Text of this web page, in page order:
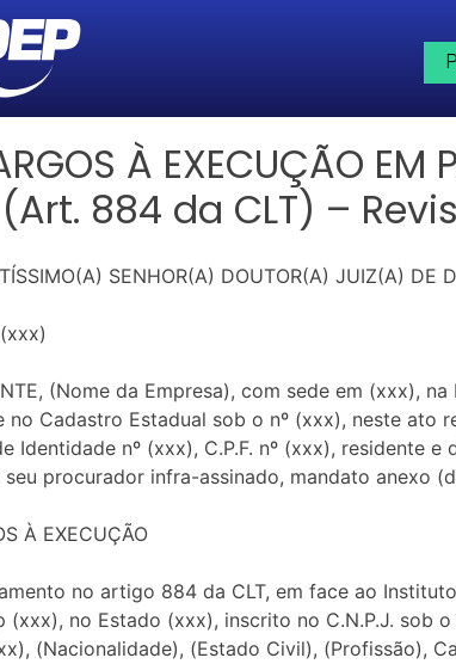
À EXECUÇÃO EM
(Art. 884 da CLT) –
SENHOR(A) DOUTOR(A) JUIZ(A) DE
(Nome da Empresa), com sede em (xxx),
no Cadastro Estadual sob o nº (xxx), neste
Identidade nº (xxx), C.P.F. nº (xxx), residente
procurador infra-assinado, mandato anexo
À EXECUÇÃO
no artigo 884 da CLT, em face ao
(xxx), no Estado (xxx), inscrito no C.N.P.J. sob
(Nacionalidade), (Estado Civil), (Profissão),